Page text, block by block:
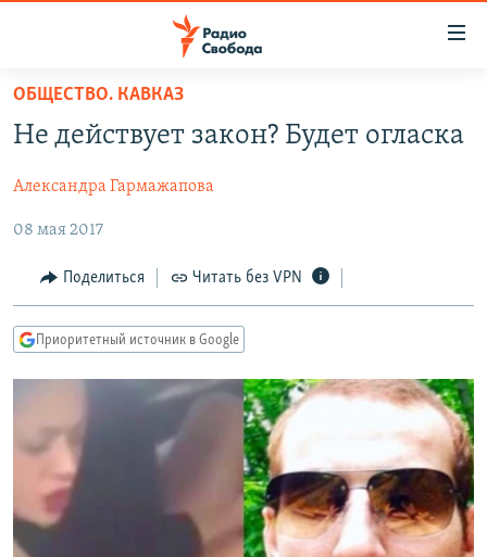
упрощенного
доступа
содержанию
Вернутся
главной
навигации
Вернутся
поиску
ПОДКАСТЫ
АВТОРСКИЕ ПРОЕКТЫ
ЦИТАТЫ СВОБОДЫ
МНЕНИЯ
КУЛЬТУРА
IDEL.РЕАЛИИ
СЕВЕР.РЕАЛИИ
СИБИРЬ.РЕАЛИИ
РАСПИСАНИЕ ВЕЩАНИЯ
ПОДПИШИТЕСЬ НА РАССЫЛКУ
ОБЩЕСТВО. КАВКАЗ
Не действует закон? Будет огласка
Александра Гармажапова
08 мая 2017
Поделиться Читать без VPN
Приоритетный источник в Google